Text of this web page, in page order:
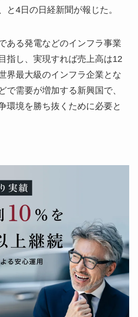
と4日の日経新聞が報じた。
ある発電などのインフラ事業
指し、実現すれば売上高は12
界最大級のインフラ企業とな
で需要が増加する新興国で、
環境を勝ち抜くために必要と